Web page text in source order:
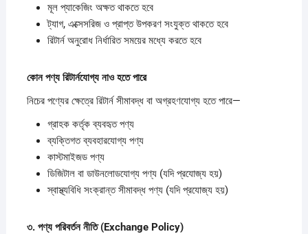
মূল প্যাকেজিং অক্ষত থাকতে হবে
ট্যাগ, এক্সেসরিজ ও প্রাপ্ত উপকরণ সংযুক্ত থাকতে হবে
রিটার্ন অনুরোধ নির্ধারিত সময়ের মধ্যে করতে হবে
কোনপণ্যরিটার্নযোগ্যনাওহতেপারে
নিচের পণ্যের ক্ষেত্রে রিটার্ন সীমাবদ্ধ বা অগ্রহণযোগ্য হতে পারে—
গ্রাহক কর্তৃক ব্যবহৃত পণ্য
ব্যক্তিগত ব্যবহারযোগ্য পণ্য
কাস্টমাইজড পণ্য
ডিজিটাল বা ডাউনলোডযোগ্য পণ্য (যদি প্রযোজ্য হয়)
স্বাস্থ্যবিধি সংক্রান্ত সীমাবদ্ধ পণ্য (যদি প্রযোজ্য হয়)
৩. পণ্যপরিবর্তননীতি (Exchange Policy)